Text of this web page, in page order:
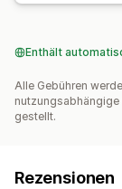
Enthält
Alle Gebühren
nutzungsabhängige
gestellt.
Rezensionen